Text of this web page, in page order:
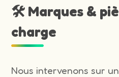
🛠️ Marques &
charge
Nous intervenons sur